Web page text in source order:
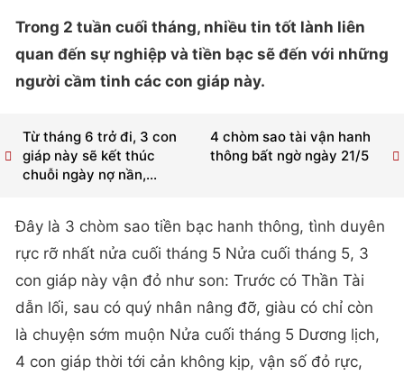
Trong 2 tuần cuối tháng, nhiều tin tốt lành liên
quan đến sự nghiệp và tiền bạc sẽ đến với những
người cầm tinh các con giáp này.
4 chòm sao tài vận hanh
thông bất ngờ ngày 21/5
Từ tháng 6 trở đi, 3 con
giáp này sẽ kết thúc
chuỗi ngày nợ nần,...
Đây là 3 chòm sao tiền bạc hanh thông, tình duyên
rực rỡ nhất nửa cuối tháng 5 Nửa cuối tháng 5, 3
con giáp này vận đỏ như son: Trước có Thần Tài
dẫn lối, sau có quý nhân nâng đỡ, giàu có chỉ còn
là chuyện sớm muộn Nửa cuối tháng 5 Dương lịch,
4 con giáp thời tới cản không kịp, vận số đỏ rực,